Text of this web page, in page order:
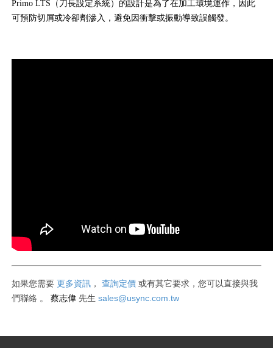
Primo LTS（刀長設定系統）的設計是為了在加工環境運作，因此
可預防切屑或冷卻劑滲入，避免因衝擊或振動導致誤觸發。
如果您需要 更多資訊 ， 查詢定價 或有其它要求 ，您可以直接與我
們聯絡 。 蔡志偉 先生 sales@usync.com.tw